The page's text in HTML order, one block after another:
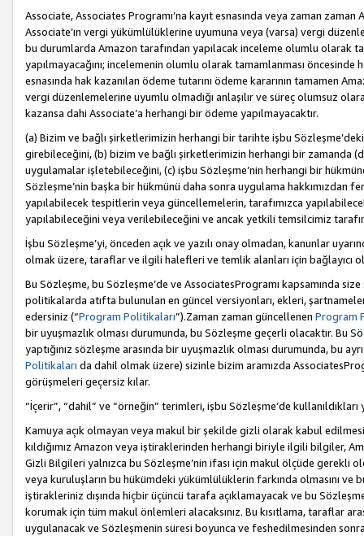
Associate, Associates Programı’na kayıt esnasında veya zaman
Associate’ın vergi yükümlülüklerine uyumuna veya (varsa) vergi
bu durumlarda Amazon tarafından yapılacak inceleme olumlu olarak
yapılmayacağını; incelemenin olumlu olarak tamamlanması
esnasında hak kazanılan ödeme tutarını ödeme kararının tamamen
vergi düzenlemelerine uyumlu olmadığı anlaşılır ve süreç olumsuz
kazansa dahi Associate’a herhangi bir ödeme yapılmayacaktır.
(a) Bizim ve bağlı şirketlerimizin herhangi bir tarihte işbu
girebileceğini, (b) bizim ve bağlı şirketlerimizin herhangi bir zamanda
uygulamalar işletebileceğini, (c) işbu Sözleşme’nin herhangi bir
Sözleşme’nin başka bir hükmünü daha sonra uygulama hakkımızdan
yapılabilecek tespitlerin veya güncellemelerin, tarafımızca
yapılabileceğini veya verilebileceğini ve ancak yetkili temsilcimiz
İşbu Sözleşme’yi, önceden açık ve yazılı onay olmadan, kanunlar
olmak üzere, taraflar ve ilgili halefleri ve temlik alanları için bağlayıcı
Bu Sözleşme, bu Sözleşme’de ve AssociatesProgramı kapsamında
politikalarda atıfta bulunulan en güncel versiyonları, ekleri,
edersiniz (“Program Politikaları”).Zaman zaman güncellenen Program
bir uyuşmazlık olması durumunda, bu Sözleşme geçerli olacaktır. Bu
yaptığınız sözleşme arasında bir uyuşmazlık olması durumunda, bu
Politikaları da dahil olmak üzere) sizinle bizim aramızda
görüşmeleri geçersiz kılar.
“İçerir”, “dahil” ve “örneğin” terimleri, işbu Sözleşme’de
Kamuya açık olmayan veya makul bir şekilde gizli olarak kabul
kıldığımız Amazon veya iştiraklerinden herhangi biriyle ilgili bilgiler,
Gizli Bilgileri yalnızca bu Sözleşme’nin ifası için makul ölçüde gerekli
veya kuruluşların bu hükümdeki yükümlülüklerin farkında olmasını ve
iştirakleriniz dışında hiçbir üçüncü tarafa açıklamayacak ve bu
korumak için tüm makul önlemleri alacaksınız. Bu kısıtlama, taraflar
uygulanacak ve Sözleşmenin süresi boyunca ve feshedilmesinden